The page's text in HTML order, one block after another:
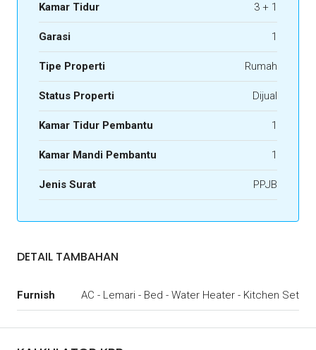
Kamar Tidur 3 + 1
Garasi 1
Tipe Properti Rumah
Status Properti Dijual
Kamar Tidur Pembantu 1
Kamar Mandi Pembantu 1
Jenis Surat PPJB
DETAIL TAMBAHAN
Furnish AC - Lemari - Bed - Water Heater - Kitchen Set